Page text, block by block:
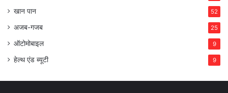
खान पान 52
अजब-गजब 25
ऑटोमोबाइल 9
हेल्थ एंड ब्यूटी 9